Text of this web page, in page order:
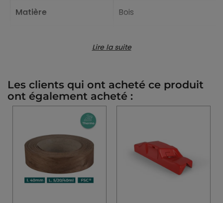
Matière Bois
EAN-13 3354762601973
Lire la suite
Les clients qui ont acheté ce produit
ont également acheté :